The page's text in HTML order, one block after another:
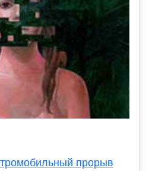
прорыв